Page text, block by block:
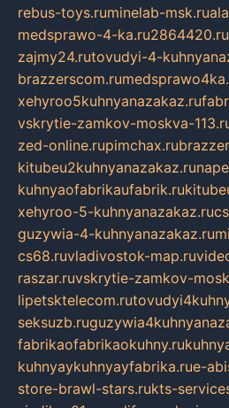
rebus-toys.ruminelab-msk.ru
medsprawo-4-ka.ru2864420.ru
zajmy24.rutovudyi-4-
brazzerscom.ru
xehyroo5kuhnyanazakaz.ru
vskrytie-zamkov-moskva-
zed-online.rupimchax.ru
kitubeu2kuhnyanazakaz.ru
kuhnyaofabrikaufabrik.ru
xehyroo-5-kuhnyanazakaz.ru
guzywia-4-kuhnyanazakaz.ru
cs68.ruvladivostok-map.ru
raszar.ruvskrytie-zamkov-
lipetsktelecom.ru
seksuzb.ru
fabrikaofabrikaokuhny.ru
kuhnyaykuhnyayfabrika.rue-
store-brawl-stars.rukts-